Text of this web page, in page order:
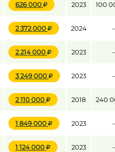
до
626 000 2023 100
2 372 000 2024
2 214 000 2023
3 249 000 2023
2 110 000 2018 240
1 849 000 2023
1 124 000 2023